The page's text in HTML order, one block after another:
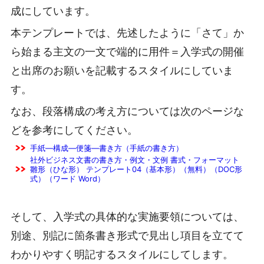
成にしています。
本テンプレートでは、先述したように「さて」か
ら始まる主文の一文で端的に用件＝入学式の開催
と出席のお願いを記載するスタイルにしていま
す。
なお、段落構成の考え方については次のページな
どを参考にしてください。
手紙―構成―便箋―書き方（手紙の書き方）
社外ビジネス文書の書き方・例文・文例 書式・フォーマット
雛形（ひな形） テンプレート04（基本形）（無料）（DOC形
式）（ワード Word）
そして、入学式の具体的な実施要領については、
別途、別記に箇条書き形式で見出し項目を立てて
わかりやすく明記するスタイルにしてします。